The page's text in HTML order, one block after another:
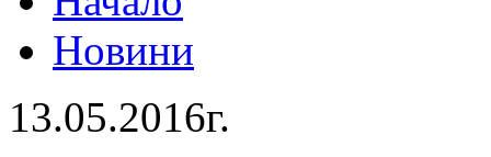
Новини
13.05.2016г.